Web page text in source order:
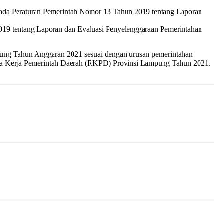
Peraturan Pemerintah Nomor 13 Tahun 2019 tentang Laporan
tentang Laporan dan Evaluasi Penyelenggaraan Pemerintahan
Tahun Anggaran 2021 sesuai dengan urusan pemerintahan
Kerja Pemerintah Daerah (RKPD) Provinsi Lampung Tahun 2021.